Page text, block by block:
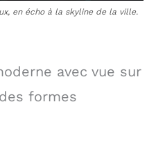
en écho à la skyline de la ville.
avec vue sur
formes